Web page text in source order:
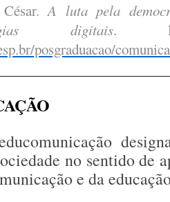
A luta pela
digitais.
posgraduacao/
no sentido de
e da